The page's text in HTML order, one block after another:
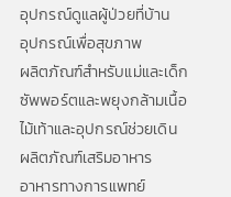
อุปกรณ์ดูแลผู้ป่วยที่บ้าน
อุปกรณ์เพื่อสุขภาพ
ผลิตภัณฑ์สำหรับแม่และเด็ก
ซัพพอร์ตและพยุงกล้ามเนื้อ
ไม้เท้าและอุปกรณ์ช่วยเดิน
ผลิตภัณฑ์เสริมอาหาร
อาหารทางการแพทย์